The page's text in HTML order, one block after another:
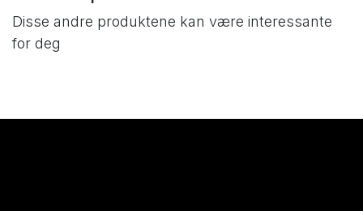
Disse andre produktene kan være interessante
for deg